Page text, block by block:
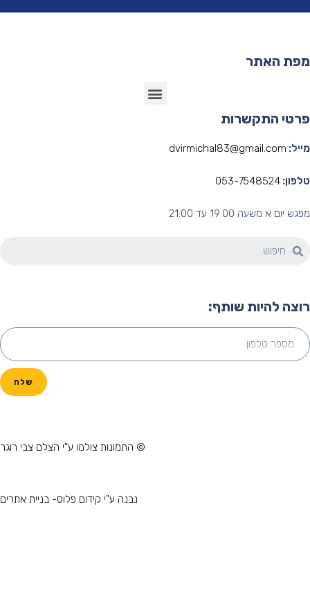
האתר
התקשרות
dvirmichal83@gmail.com
053-7548524
יום א משעה 19:00 עד 21:00
להיות שותף:
שלח
© התמונות צולמו ע"י הצלם צבי רוגר
נבנה ע"י קידום פלוס- בניית אתרים